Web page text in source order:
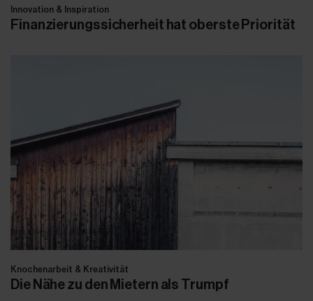
Innovation & Inspiration
Finanzierungssicherheit hat oberste Priorität
Knochenarbeit & Kreativität
Die Nähe zu den Mietern als Trumpf